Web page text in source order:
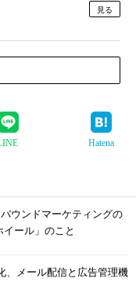
見る
Hatena
ウンドマーケティングの
ール」のこと
、メール配信と広告管理機